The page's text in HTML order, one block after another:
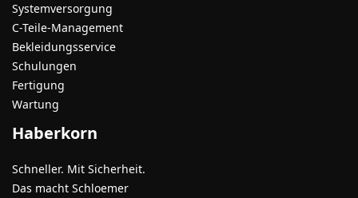
Systemversorgung
C-Teile-Management
Bekleidungsservice
Schulungen
Fertigung
Wartung
Haberkorn
Schneller. Mit Sicherheit.
Das macht Schloemer